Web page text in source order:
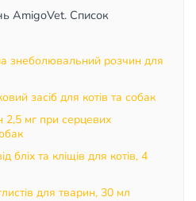
AmigoVet. Список
знеболювальний розчин для
засіб для котів та собак
2,5 мг при серцевих
бліх та кліщів для котів, 4
для тварин, 30 мл